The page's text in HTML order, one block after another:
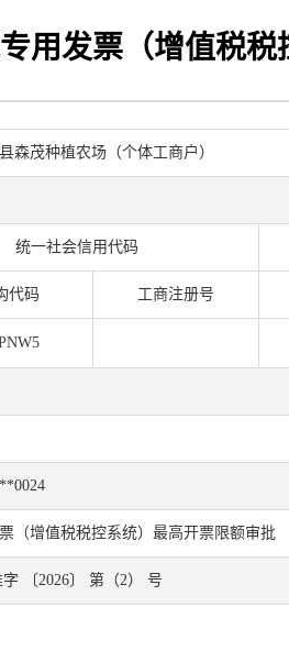
用发票（增值税
森茂种植农场（个体工商户）
统一社会信用代码
代码 工商注册号
（增值税税控系统）最高开票限额审批
字 〔2026〕 第（2） 号